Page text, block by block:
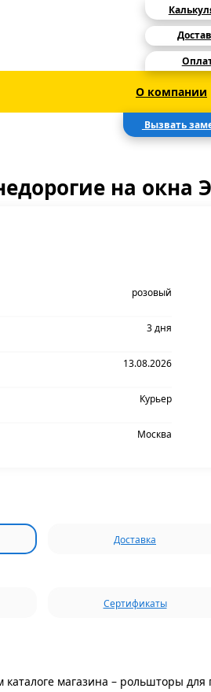
О компании
Вызвать
на окна
розовый
3 дня
13.08.2026
Курьер
Москва
Доставка
Сертификаты
каталоге магазина – рольшторы для